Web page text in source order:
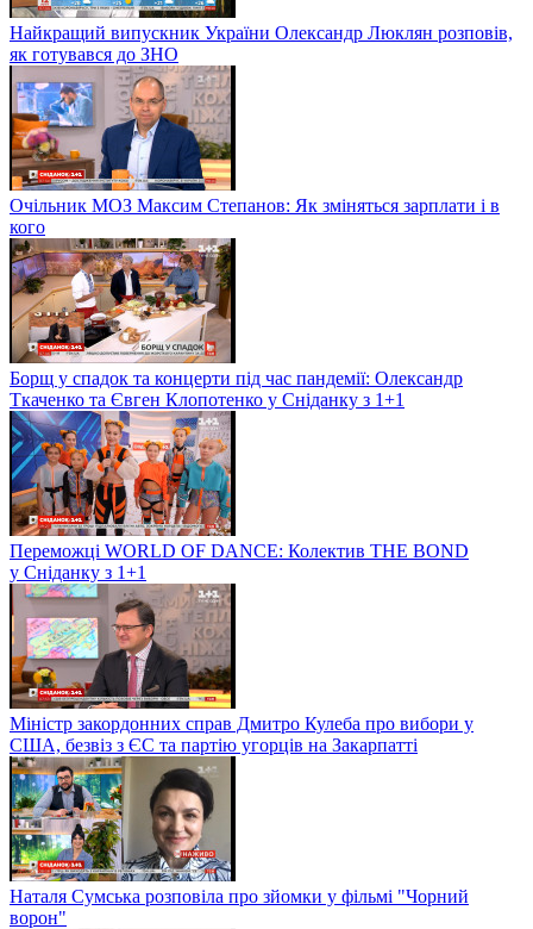
Найкращий випускник України Олександр Люклян розповів,
як готувався до ЗНО
Очільник МОЗ Максим Степанов: Як зміняться зарплати і в
кого
Борщ у спадок та концерти під час пандемії: Олександр
Ткаченко та Євген Клопотенко у Сніданку з 1+1
Переможці WORLD OF DANCE: Колектив THE BOND
у Сніданку з 1+1
Міністр закордонних справ Дмитро Кулеба про вибори у
США, безвіз з ЄС та партію угорців на Закарпатті
Наталя Сумська розповіла про зйомки у фільмі "Чорний
ворон"